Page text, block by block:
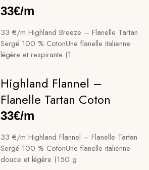
33€/m
33 €/m Highland Breeze – Flanelle Tartan
Sergé 100 % CotonUne flanelle italienne
légère et respirante (1
Highland Flannel –
Flanelle Tartan Coton
33€/m
33 €/m Highland Flannel – Flanelle Tartan
Sergé 100 % CotonUne flanelle italienne
douce et légère (150 g